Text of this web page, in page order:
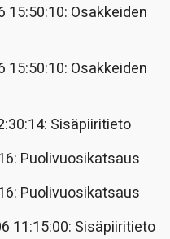
15:50:10: Osakkeiden
15:50:10: Osakkeiden
Sisäpiiritieto
Puolivuosikatsaus
Puolivuosikatsaus
11:15:00: Sisäpiiritieto